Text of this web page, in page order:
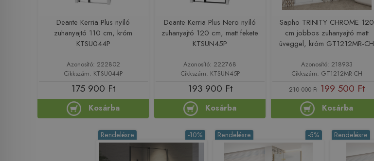
Deante Kerria Plus nyíló
zuhanyajtó 110 cm, króm
KTSU044P
Azonosító: 222802
Cikkszám: KTSU044P
175 900 Ft
Kosárba
Deante Kerria Plus Nero nyíló
zuhanyajtó 120 cm, matt fekete
KTSUN45P
Azonosító: 222768
Cikkszám: KTSUN45P
193 900 Ft
Kosárba
Sapho TRINITY CHROME 120
cm jobbos zuhanyajtó matt
üveggel, króm GT1212MR-CH
Azonosító: 218933
Cikkszám: GT1212MR-CH
210 000 Ft 199 500 Ft
Kosárba
-10%
Rendelésre -5%
Rendelésre Rendelésre